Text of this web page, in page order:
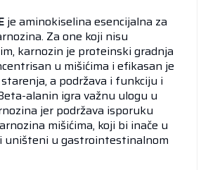
je aminokiselina esencijalna za
Za one koji nisu
karnozin je proteinski gradnja
u mišićima i efikasan je
a podržava i funkciju i
alanin igra važnu ulogu u
jer podržava isporuku
mišićima, koji bi inače u
uništeni u gastrointestinalnom